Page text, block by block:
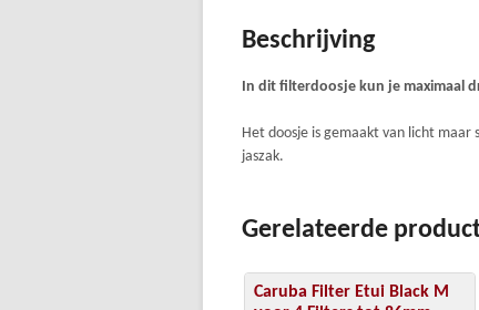
Beschrijving
In dit filterdoosje kun je maximaal
Het doosje is gemaakt van licht
jaszak.
Gerelateerde
Caruba Filter Etui Black M